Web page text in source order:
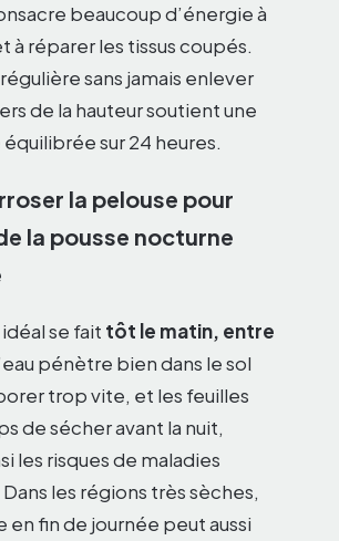
beaucoup d’énergie à
à réparer les tissus coupés.
sans jamais enlever
de la hauteur soutient une
sur 24 heures.
la pelouse pour
la pousse nocturne
se fait tôt le matin, entre
pénètre bien dans le sol
trop vite, et les feuilles
de sécher avant la nuit,
les risques de maladies
les régions très sèches,
en fin de journée peut aussi